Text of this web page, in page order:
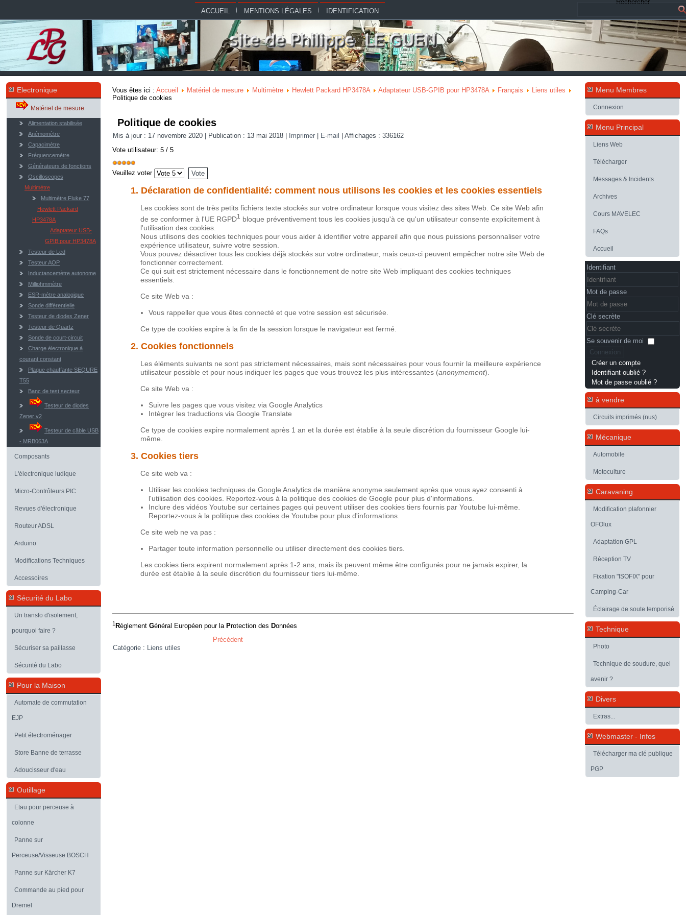
Rechercher
ACCUEIL
MENTIONS LÉGALES IDENTIFICATION
Electronique
Matériel de mesure
Alimentation stabilisée
Anémomètre
Capacimètre
Fréquencemètre
Générateurs de fonctions
Oscilloscopes
Multimètre
Multimètre Fluke 77
Hewlett Packard
HP3478A
Adaptateur USB-
GPIB pour HP3478A
Testeur de Led
Testeur AOP
Inductancemètre autonome
Milliohmmètre
ESR-mètre analogique
Sonde différentielle
Testeur de diodes Zener
Testeur de Quartz
Sonde de court-circuit
Charge électronique à
courant constant
Plaque chauffante SEQURE
T55
Banc de test secteur
Testeur de diodes
Zener v2
Testeur de câble USB
- MRB063A
Composants
L'électronique ludique
Micro-Contrôleurs PIC
Revues d'électronique
Routeur ADSL
Arduino
Modifications Techniques
Accessoires
Sécurité du Labo
Un transfo d'isolement,
pourquoi faire ?
Sécuriser sa paillasse
Sécurité du Labo
Pour la Maison
Automate de commutation
EJP
Petit électroménager
Store Banne de terrasse
Adoucisseur d'eau
Outillage
Etau pour perceuse à
colonne
Panne sur
Perceuse/Visseuse BOSCH
Panne sur Kärcher K7
Commande au pied pour
Dremel
Vous êtes ici : Accueil Matériel de mesure Multimètre Hewlett Packard HP3478A Adaptateur USB-GPIB pour HP3478A Français
Liens utiles
Politique de cookies
Politique de cookies
Mis à jour : 17 novembre 2020 Publication : 13 mai 2018 Imprimer E-mail
Affichages : 336162
Vote utilisateur: 5 / 5
Veuillez voter
1. Déclaration de confidentialité: comment nous utilisons les cookies et les cookies essentiels
Les cookies sont de très petits fichiers texte stockés sur votre ordinateur lorsque vous visitez des sites Web. Ce site Web afin
de se conformer à l'UE RGPD1 bloque préventivement tous les cookies jusqu'à ce qu'un utilisateur consente explicitement à
l'utilisation des cookies.
Nous utilisons des cookies techniques pour vous aider à identifier votre appareil afin que nous puissions personnaliser votre
expérience utilisateur, suivre votre session.
Vous pouvez désactiver tous les cookies déjà stockés sur votre ordinateur, mais ceux-ci peuvent empêcher notre site Web de
fonctionner correctement.
Ce qui suit est strictement nécessaire dans le fonctionnement de notre site Web impliquant des cookies techniques
essentiels.
Ce site Web va :
Vous rappeller que vous êtes connecté et que votre session est sécurisée.
Ce type de cookies expire à la fin de la session lorsque le navigateur est fermé.
2. Cookies fonctionnels
Les éléments suivants ne sont pas strictement nécessaires, mais sont nécessaires pour vous fournir la meilleure expérience
utilisateur possible et pour nous indiquer les pages que vous trouvez les plus intéressantes (anonymement).
Ce site Web va :
Suivre les pages que vous visitez via Google Analytics
Intègrer les traductions via Google Translate
Ce type de cookies expire normalement après 1 an et la durée est établie à la seule discrétion du fournisseur Google lui-
même.
3. Cookies tiers
Ce site web va :
Utiliser les cookies techniques de Google Analytics de manière anonyme seulement après que vous ayez consenti à
l'utilisation des cookies. Reportez-vous à la politique des cookies de Google pour plus d'informations.
Inclure des vidéos Youtube sur certaines pages qui peuvent utiliser des cookies tiers fournis par Youtube lui-même.
Reportez-vous à la politique des cookies de Youtube pour plus d'informations.
Ce site web ne va pas :
Partager toute information personnelle ou utiliser directement des cookies tiers.
Les cookies tiers expirent normalement après 1-2 ans, mais ils peuvent même être configurés pour ne jamais expirer, la
durée est établie à la seule discrétion du fournisseur tiers lui-même.
1 Règlement Général Européen pour la Protection des Données
Précédent
Catégorie : Liens utiles
Menu Membres
Connexion
Menu Principal
Liens Web
Télécharger
Messages & Incidents
Archives
Cours MAVELEC
FAQs
Accueil
Identifiant
Mot de passe
Clé secrète
Se souvenir de moi
Connexion
Créer un compte
Identifiant oublié ?
Mot de passe oublié ?
à vendre
Circuits imprimés (nus)
Mécanique
Automobile
Motoculture
Caravaning
Modification plafonnier
OFOlux
Adaptation GPL
Réception TV
Fixation "ISOFIX" pour
Camping-Car
Éclairage de soute temporisé
Technique
Photo
Technique de soudure, quel
avenir ?
Divers
Extras...
Webmaster - Infos
Télécharger ma clé publique
PGP